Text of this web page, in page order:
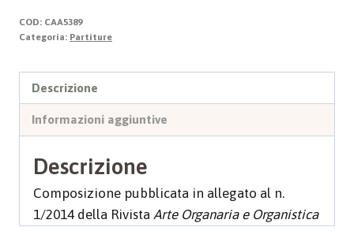
COD: CAA5389
Categoria: Partiture
Descrizione
Informazioni aggiuntive
Descrizione
Composizione pubblicata in allegato al n.
1/2014 della Rivista Arte Organaria e Organistica